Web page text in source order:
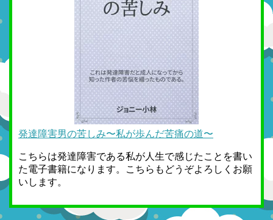
発達障害男の苦しみ〜私が歩んだ苦痛の道〜
こちらは発達障害である私が人生で感じたことを書い
た電子書籍になります。こちらもどうぞよろしくお願
いします。